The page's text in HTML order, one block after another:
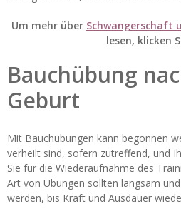
Um mehr über Schwangerschaft
lesen, klicken
Bauchübung
Geburt
Mit Bauchübungen kann begonnen
verheilt sind, sofern zutreffend, und
Sie für die Wiederaufnahme des
Art von Übungen sollten langsam
werden, bis Kraft und Ausdauer